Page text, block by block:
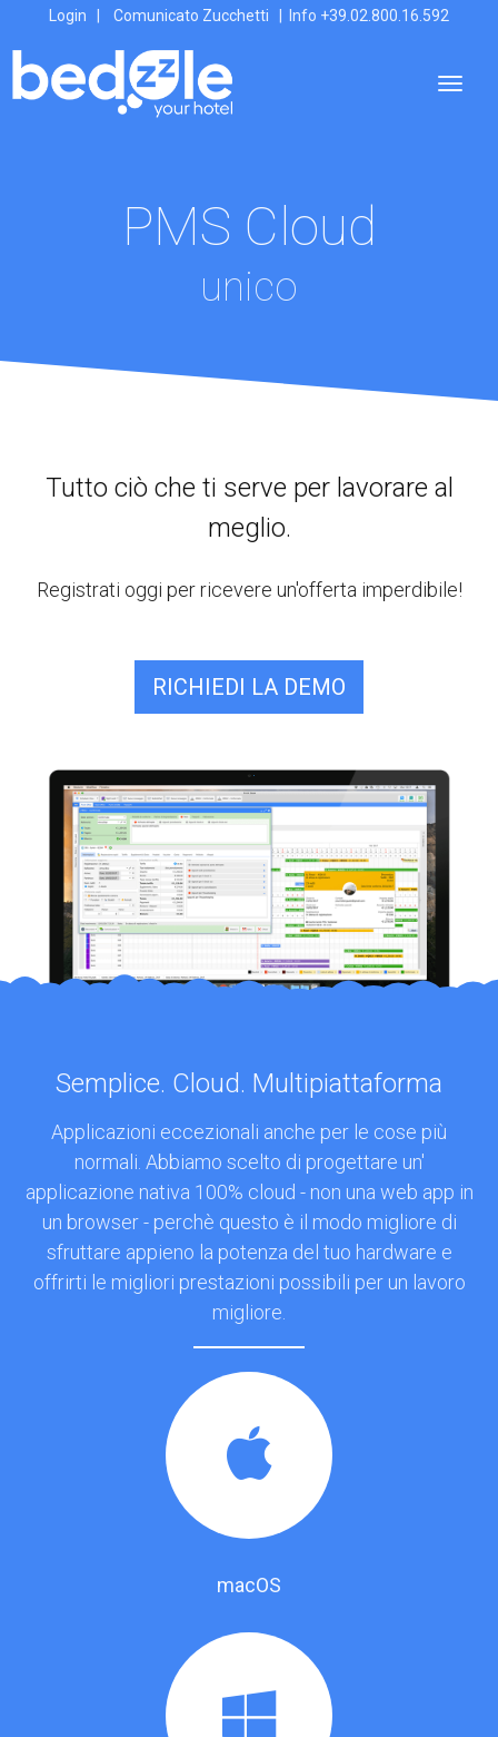
Login Comunicato Zucchetti | Info +39.02.800.16.592
PMS Cloud
unico
Tutto ciò che ti serve per lavorare al
meglio.
Registrati oggi per ricevere un'offerta imperdibile!
RICHIEDI LA DEMO
Semplice. Cloud. Multipiattaforma
Applicazioni eccezionali anche per le cose più
normali. Abbiamo scelto di progettare un'
applicazione nativa 100% cloud - non una web app in
un browser - perchè questo è il modo migliore di
sfruttare appieno la potenza del tuo hardware e
offrirti le migliori prestazioni possibili per un lavoro
migliore.
macOS